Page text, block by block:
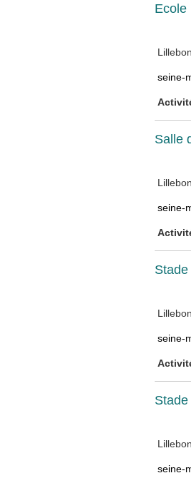
Ecole
seine-
Salle
seine-
seine-
seine-